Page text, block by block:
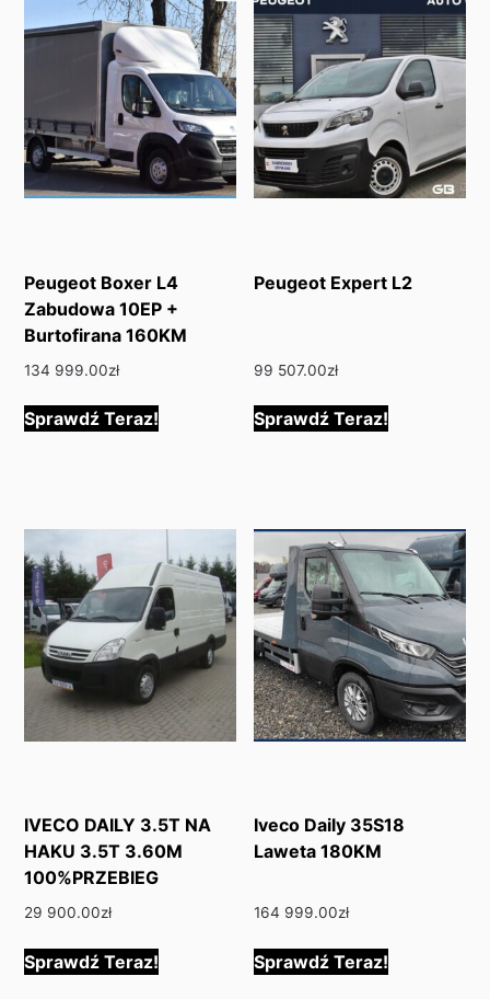
Peugeot Boxer L4
Zabudowa 10EP +
Burtofirana 160KM
134 999.00zł
Sprawdź Teraz!
Peugeot Expert L2
99 507.00zł
Sprawdź Teraz!
IVECO DAILY 3.5T NA
HAKU 3.5T 3.60M
100%PRZEBIEG
29 900.00zł
Sprawdź Teraz!
Iveco Daily 35S18
Laweta 180KM
164 999.00zł
Sprawdź Teraz!